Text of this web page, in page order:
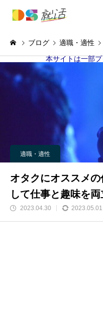
ブログ 適職・適性
本サイトは一部
適職・適性
オタクにオススメ
して仕事と趣味を両
2023.04.30 2023.05.01